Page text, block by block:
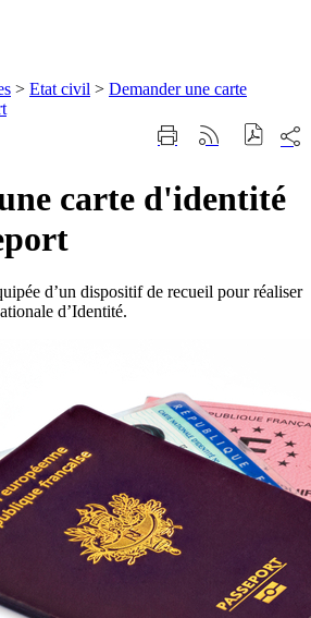
> Etat civil > Demander une carte
ImprimerGénérer
RSS
sur
carte d'identité
d’un dispositif de recueil pour réaliser
d’Identité.